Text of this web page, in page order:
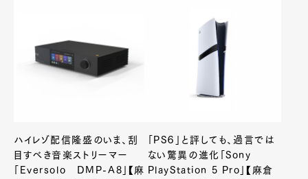
ハイレゾ配信隆盛のいま、刮
目すべき音楽ストリーマー
「Eversolo DMP-A8」【麻
「PS６」と評しても、過言では
ない驚異の進化「Sony
PlayStation 5 Pro」【麻倉